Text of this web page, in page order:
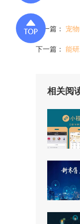
上一篇： 宠
下一篇： 能
相关阅